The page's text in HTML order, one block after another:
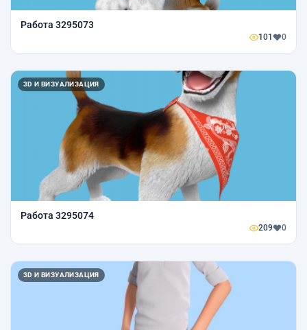
Работа 3295073
101 0
3D И ВИЗУАЛИЗАЦИЯ
Работа 3295074
209 0
3D И ВИЗУАЛИЗАЦИЯ